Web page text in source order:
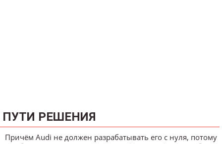
ПУТИ РЕШЕНИЯ
Причём Audi не должен разрабатывать его с нуля, потому